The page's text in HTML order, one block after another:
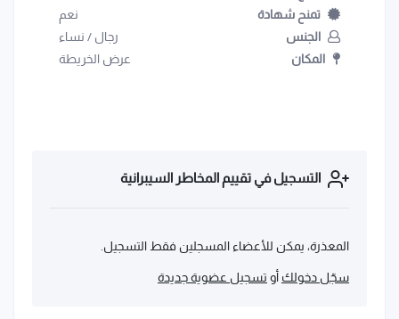
تمنح شهادة
نعم
الجنس
رجال / نساء
المكان
عرض الخريطة
التسجيل في تقييم المخاطر السيبرانية
المعذرة، يمكن للأعضاء المسجلين فقط التسجيل.
سجّل دخولك أو تسجيل عضوية جديدة